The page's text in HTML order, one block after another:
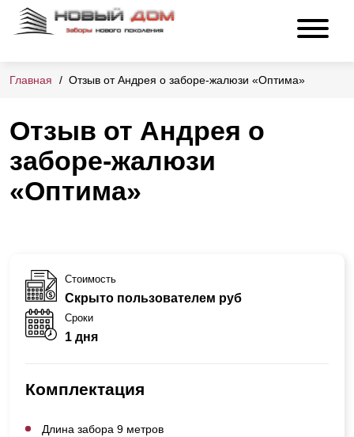
Главная Отзыв от Андрея о заборе-жалюзи «Оптима»
Отзыв от Андрея о
заборе-жалюзи
«Оптима»
Стоимость
Скрыто пользователем руб
Сроки
1 дня
Комплектация
Длина забора 9 метров